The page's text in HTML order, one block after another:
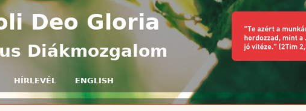
Ugrás a tartalomra
Deo Gloria
Diákmozgalom
HÍRLEVÉL ENGLISH